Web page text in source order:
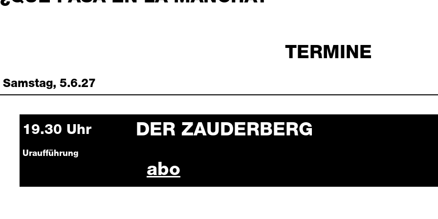
TERMINE
Samstag, 5.6.27
Saturday, 5 June 2027
19.30 Uhr
Uraufführung
DER ZAUDERBERG
abo
der zauderberg 05. juni 2027